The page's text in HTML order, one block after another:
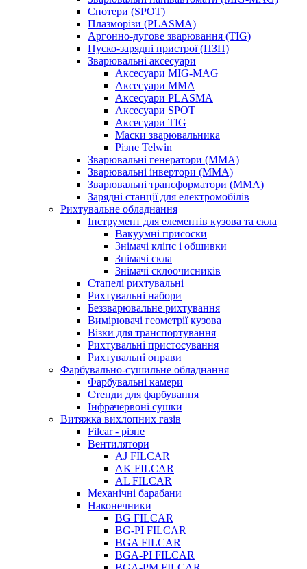
Спотери (SPOT)
Плазморізи (PLASMA)
Аргонно-дугове зварювання (TIG)
Пуско-зарядні пристрої (ПЗП)
Зварювальні аксесуари
Аксесуари MIG-MAG
Аксесуари MMA
Аксесуари PLASMA
Аксесуари SPOT
Аксесуари TIG
Маски зварювальника
Різне Telwin
Зварювальні генератори (MMA)
Зварювальні інвертори (MMA)
Зварювальні трансформатори (MMA)
Зарядні станції для електромобілів
Рихтувальне обладнання
Інструмент для елементів кузова та скла
Вакуумні присоски
Знімачі кліпс і обшивки
Знімачі скла
Знімачі склоочисників
Стапелі рихтувальні
Рихтувальні набори
Беззварювальне рихтування
Вимірювачі геометрії кузова
Візки для транспортування
Рихтувальні пристосування
Рихтувальні оправи
Фарбувально-сушильне обладнання
Фарбувальні камери
Стенди для фарбування
Інфрачервоні сушки
Витяжка вихлопних газів
Filcar - різне
Вентилятори
AJ FILCAR
AK FILCAR
AL FILCAR
Механічні барабани
Наконечники
BG FILCAR
BG-PI FILCAR
BGA FILCAR
BGA-PI FILCAR